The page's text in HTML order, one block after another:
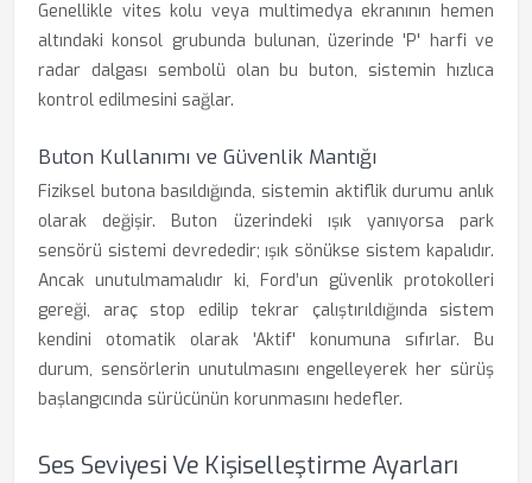
Genellikle vites kolu veya multimedya ekranının hemen
altındaki konsol grubunda bulunan, üzerinde 'P' harfi ve
radar dalgası sembolü olan bu buton, sistemin hızlıca
kontrol edilmesini sağlar.
Buton Kullanımı ve Güvenlik Mantığı
Fiziksel butona basıldığında, sistemin aktiflik durumu anlık
olarak değişir. Buton üzerindeki ışık yanıyorsa park
sensörü sistemi devrededir; ışık sönükse sistem kapalıdır.
Ancak unutulmamalıdır ki, Ford’un güvenlik protokolleri
gereği, araç stop edilip tekrar çalıştırıldığında sistem
kendini otomatik olarak 'Aktif' konumuna sıfırlar. Bu
durum, sensörlerin unutulmasını engelleyerek her sürüş
başlangıcında sürücünün korunmasını hedefler.
Ses Seviyesi Ve Kişiselleştirme Ayarları